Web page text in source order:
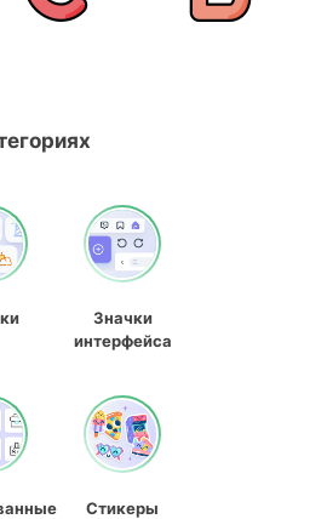
Значки
интерфейса
Стикеры